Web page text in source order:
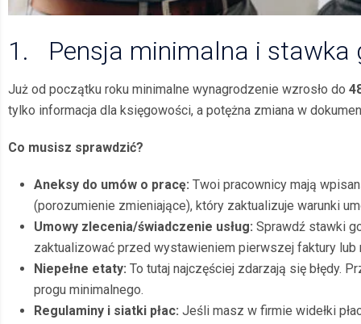
1. Pensja minimalna i stawka
Już od początku roku minimalne wynagrodzenie wzrosło do
tylko informacja dla księgowości, a potężna zmiana w
Co musisz sprawdzić?
Aneksy do umów o pracę: Twoi pracownicy mają
(porozumienie zmieniające), który zaktualizuje warunki
Umowy zlecenia/świadczenie usług: Sprawdź stawki
zaktualizować przed wystawieniem pierwszej faktury lub
Niepełne etaty: To tutaj najczęściej zdarzają się błędy.
progu minimalnego.
Regulaminy i siatki płac: Jeśli masz w firmie widełki